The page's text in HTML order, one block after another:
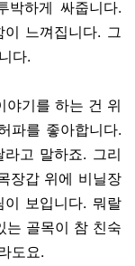
박하게 싸줍니다.
느껴집니다. 그
다.
야기를 하는 건 위
파를 좋아합니다.
고 말하죠. 그리
장갑 위에 비닐장
보입니다. 뭐랄
는 골목이 참 친숙
도요.